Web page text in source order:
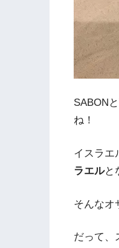
SABON
ね！
イスラエ
ラエルと
そんなオ
だって、